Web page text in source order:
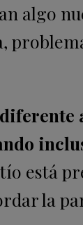
algo
está
la